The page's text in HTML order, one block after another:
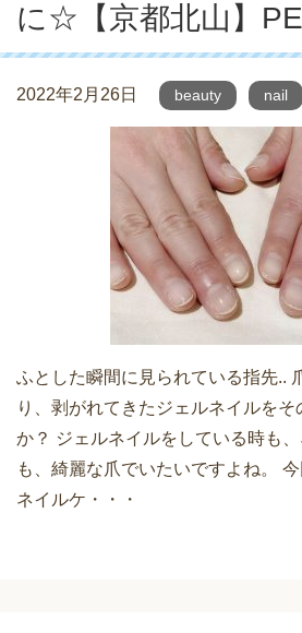
に☆【京都北山】
2022年2月26日 beauty nail
ふとした瞬間に見られている指先..
り、剥がれてきたジェルネイルを
か？ ジェルネイルをしている時も
も、綺麗な爪でいたいですよね。
ネイルケ・・・